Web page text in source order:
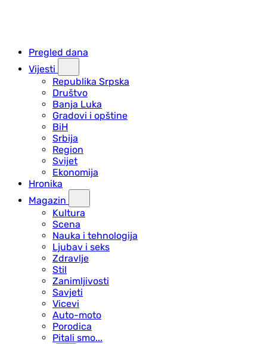
Pregled dana
Vijesti
Republika Srpska
Društvo
Banja Luka
Gradovi i opštine
BiH
Srbija
Region
Svijet
Ekonomija
Hronika
Magazin
Kultura
Scena
Nauka i tehnologija
Ljubav i seks
Zdravlje
Stil
Zanimljivosti
Savjeti
Vicevi
Auto-moto
Porodica
Pitali smo...